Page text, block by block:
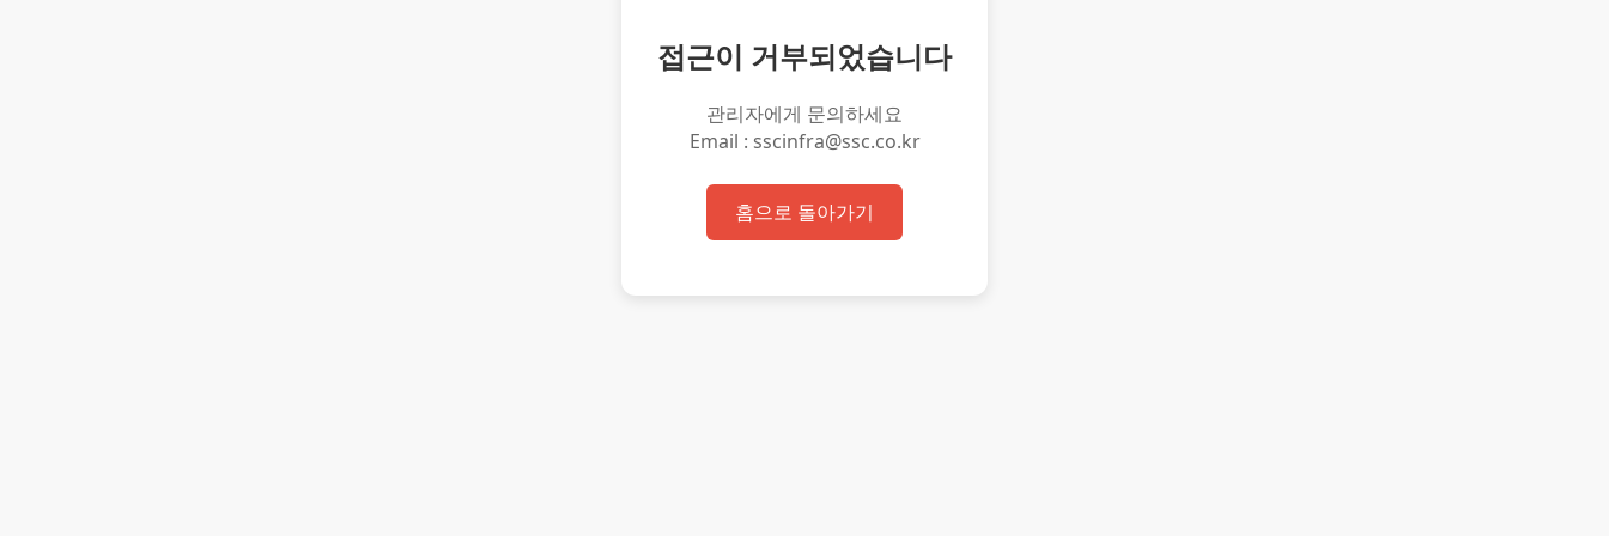
접근이 거부되었습니다
관리자에게 문의하세요
Email : sscinfra@ssc.co.kr
홈으로 돌아가기